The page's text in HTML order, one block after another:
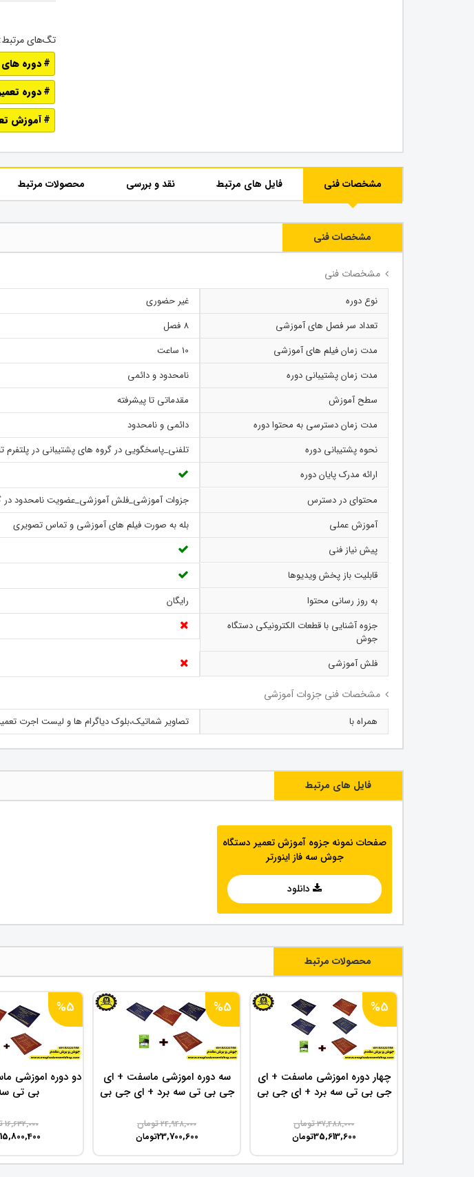
دوره
دوره
آموزش
مشخصات فنی فایل های مرتبط نقد و بررسی محصولات مرتبط
مشخصات فنی
مشخصات فنی
نوع دوره
غیر حضوری
تعداد سر فصل های آموزشی
8 فصل
مدت زمان فیلم های آموزشی
10 ساعت
مدت زمان پشتیبانی دوره
نامحدود و دائمی
سطح آموزش
مقدماتی تا پیشرفته
مدت زمان دسترسی به محتوا دوره
دائمی و نامحدود
نحوه پشتیبانی دوره
تلفنی_پاسخگویی در گروه های پشتیبانی در
ارائه مدرک پایان دوره
محتوای در دسترس
جزوات آموزشی_فلش آموزشی_عضویت نامحدود در
آموزش عملی
بله به صورت فیلم های آموزشی و تماس تصویری
پیش نیاز فنی
قابلیت باز پخش ویدیوها
به روز رسانی محتوا
رایگان
جزوه آشنایی با قطعات الکترونیکی دستگاه
جوش
فلش آموزشی
مشخصات فنی جزوات آموزشی
همراه با تصاویر شماتیک،بلوک دیاگرام ها و لیست اجرت
فایل های مرتبط
صفحات نمونه جزوه آموزش تعمیر دستگاه
جوش سه فاز اینورتر
دانلود
محصولات مرتبط
%5
چهار دوره اموزشی ماسفت + ای
جی بی تی سه برد + ای جی بی
37,488,000تومان
35,613,600تومان
%5
سه دوره اموزشی ماسفت + ای
جی بی تی سه برد + ای جی بی
24,948,000تومان
23,700,600تومان
%5
دو دوره اموزشی
بی تی
16,632,000
15,800,400